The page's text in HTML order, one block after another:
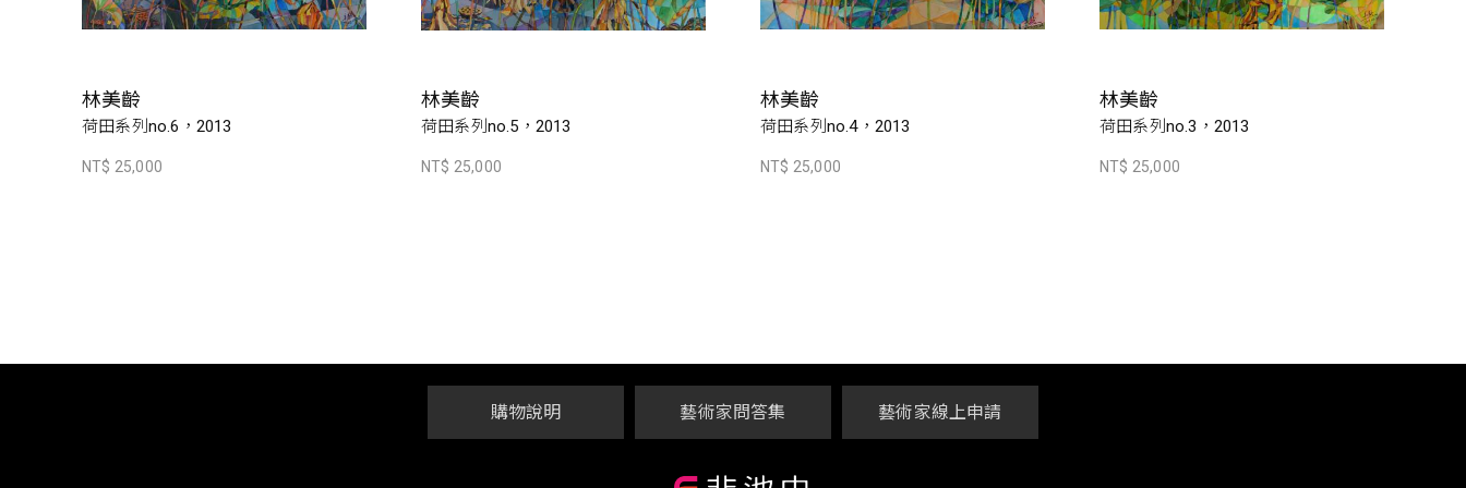
林美齡
荷田系列no.6，2013
NT$ 25,000
林美齡
荷田系列no.5，2013
NT$ 25,000
林美齡
荷田系列no.4，2013
NT$ 25,000
林美齡
荷田系列no.3，2013
NT$ 25,000
購物說明 藝術家問答集 藝術家線上申請